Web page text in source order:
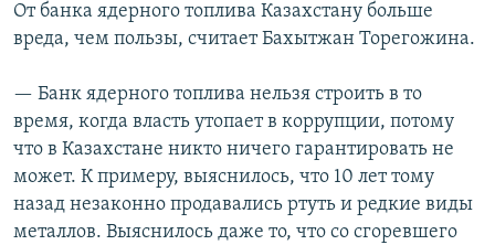
От банка ядерного топлива Казахстану больше
вреда, чем пользы, считает Бахытжан Торегожина.
— Банк ядерного топлива нельзя строить в то
время, когда власть утопает в коррупции, потому
что в Казахстане никто ничего гарантировать не
может. К примеру, выяснилось, что 10 лет тому
назад незаконно продавались ртуть и редкие виды
металлов. Выяснилось даже то, что со сгоревшего